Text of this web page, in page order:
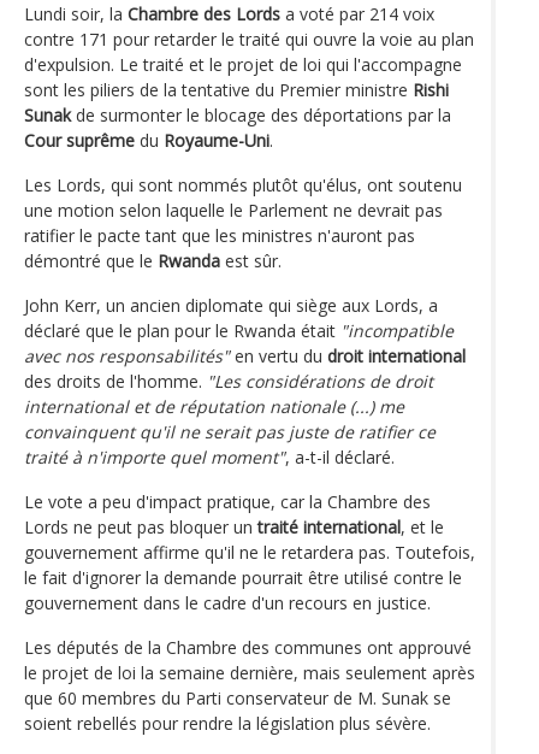
Lundi soir, la Chambre des Lords a voté par 214 voix
contre 171 pour retarder le traité qui ouvre la voie au plan
d'expulsion. Le traité et le projet de loi qui l'accompagne
sont les piliers de la tentative du Premier ministre Rishi
Sunakde surmonter le blocage des déportations par la
Cour suprême du Royaume-Uni.
Les Lords, qui sont nommés plutôt qu'élus, ont soutenu
une motion selon laquelle le Parlement ne devrait pas
ratifier le pacte tant que les ministres n'auront pas
démontré que le Rwanda est sûr.
John Kerr, un ancien diplomate qui siège aux Lords, a
déclaré que le plan pour le Rwanda était "incompatible
avec nos responsabilités"en vertu du droit international
des droits de l'homme. "Les considérations de droit
international et de réputation nationale (...) me
convainquent qu'il ne serait pas juste de ratifier ce
traité à n'importe quel moment", a-t-il déclaré.
Le vote a peu d'impact pratique, car la Chambre des
Lords ne peut pas bloquer untraité international, et le
gouvernement affirme qu'il ne le retardera pas. Toutefois,
le fait d'ignorer la demande pourrait être utilisé contre le
gouvernement dans le cadre d'un recours en justice.
Les députés de la Chambre des communes ont approuvé
le projet de loi la semaine dernière, mais seulement après
que 60 membres du Parti conservateur de M. Sunak se
soient rebellés pour rendre la législation plus sévère.